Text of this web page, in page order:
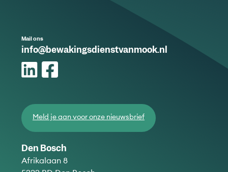
Mail ons
info@bewakingsdienstvanmook.nl
Meld je aan voor onze nieuwsbrief
Den Bosch
Afrikalaan 8